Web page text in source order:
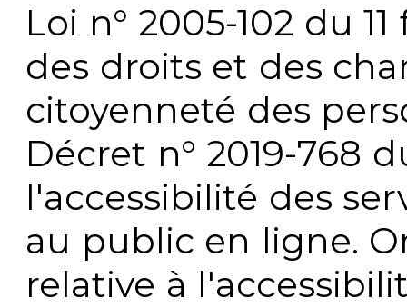
Loi n° 2005-102 du
des droits et des
citoyenneté des
Décret n° 2019-768
l'accessibilité des
au public en ligne.
relative à